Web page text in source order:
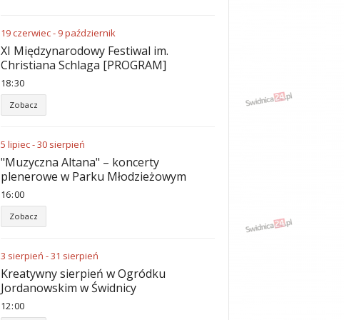
19czerwiec- 9październik
XI Międzynarodowy Festiwal im.
Christiana Schlaga [PROGRAM]
18:30
Zobacz
5 lipiec-30 sierpień
"Muzyczna Altana" – koncerty
plenerowe w Parku Młodzieżowym
16:00
Zobacz
3 sierpień -31 sierpień
Kreatywny sierpień w Ogródku
Jordanowskim w Świdnicy
12:00